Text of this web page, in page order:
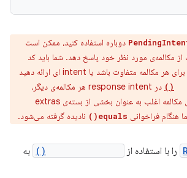
دوباره استفاده کنید، ممکن است
از مکالمه‌ی مورد نظر خود پاسخ دهد. شما باید کد
درخواستی ارائه دهید که برای هر مکالمه متفاوت باشد یا intent ای ارائه دهید
در response intent هر مکالمه‌ی دیگر،
برنگرداند. شناسه‌ی مکالمه اغلب به عنوان بخشی از بسته‌ی extras
equals() نادیده گرفته می‌شود.
را با استفاده از
به